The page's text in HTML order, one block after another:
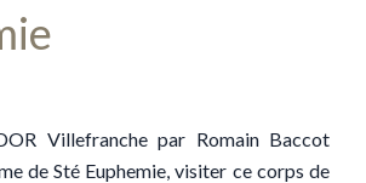
Villefranche par Romain Baccot
de Sté Euphemie, visiter ce corps de